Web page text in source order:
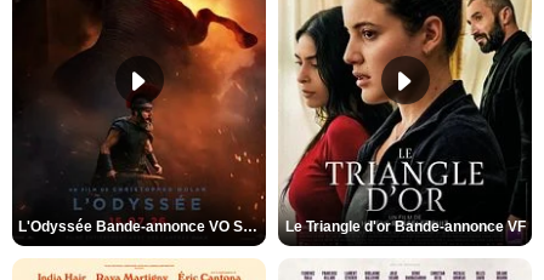
L'Odyssée Bande-annonce VO STFR Le Triangle d'or Bande-annonce VF